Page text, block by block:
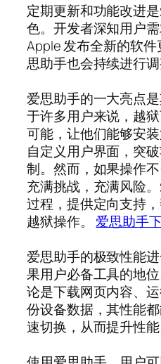
定期更新和功能改进
色。开发者深知用户
Apple 发布全新的软
思助手也会持续进行调
爱思助手的一大亮点
于许多用户来说，越
可能，让他们能够安
自定义用户界面，突
制。然而，如果操作
充满挑战，充满风险
过程，提供定向支持
越狱操作。爱思助手
爱思助手的极致性能
果用户必备工具的地
论是下载网页内容、
份设备数据，其性能
速切换，从而提升性能